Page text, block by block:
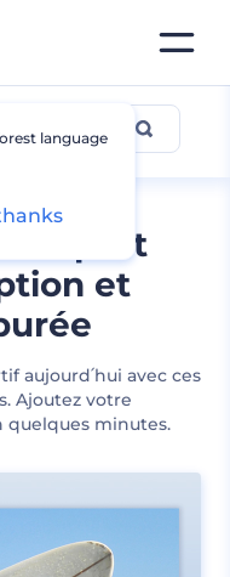
sport
et
aujourd՛hui avec ces
Ajoutez votre
minutes.
language